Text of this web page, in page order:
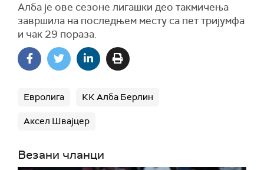
Алба је ове сезоне лигашки део такмичења
завршила на последњем месту са пет тријумфа
и чак 29 пораза.
Евролига КК Алба Берлин
Аксел Швајцер
Везани чланци